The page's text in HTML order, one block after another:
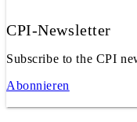
CPI-Newsletter
Subscribe to the CPI
Abonnieren